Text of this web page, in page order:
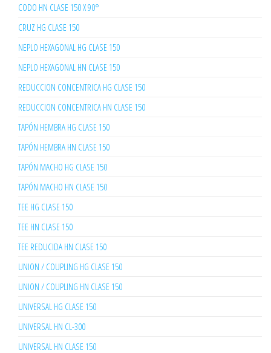
CODO HN CLASE 150 X 90°
CRUZ HG CLASE 150
NEPLO HEXAGONAL HG CLASE 150
NEPLO HEXAGONAL HN CLASE 150
REDUCCION CONCENTRICA HG CLASE 150
REDUCCION CONCENTRICA HN CLASE 150
TAPÓN HEMBRA HG CLASE 150
TAPÓN HEMBRA HN CLASE 150
TAPÓN MACHO HG CLASE 150
TAPÓN MACHO HN CLASE 150
TEE HG CLASE 150
TEE HN CLASE 150
TEE REDUCIDA HN CLASE 150
UNION / COUPLING HG CLASE 150
UNION / COUPLING HN CLASE 150
UNIVERSAL HG CLASE 150
UNIVERSAL HN CL-300
UNIVERSAL HN CLASE 150